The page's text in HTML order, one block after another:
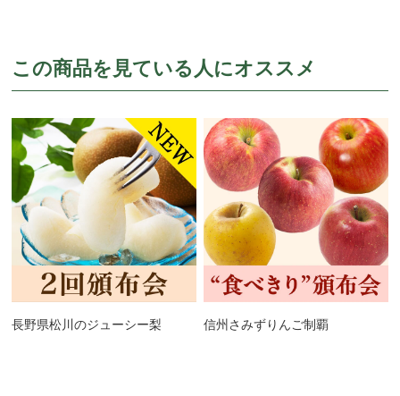
この商品を見ている人にオススメ
長野県松川のジューシー梨 信州さみずりんご制覇